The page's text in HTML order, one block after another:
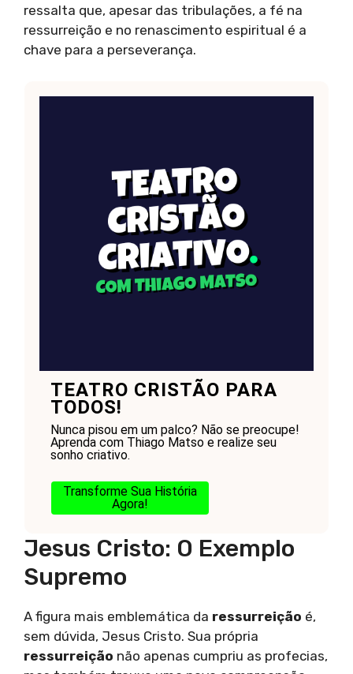
ressalta que, apesar das tribulações, a fé na
ressurreição e no renascimento espiritual é a
chave para a perseverança.
TEATRO CRISTÃO PARA
TODOS!
Nunca pisou em um palco? Não se preocupe!
Aprenda com Thiago Matso e realize seu
sonho criativo.
Transforme Sua História
Agora!
Jesus Cristo: O Exemplo
Supremo
A figura mais emblemática da ressurreição é,
sem dúvida, Jesus Cristo. Sua própria
ressurreição não apenas cumpriu as profecias,